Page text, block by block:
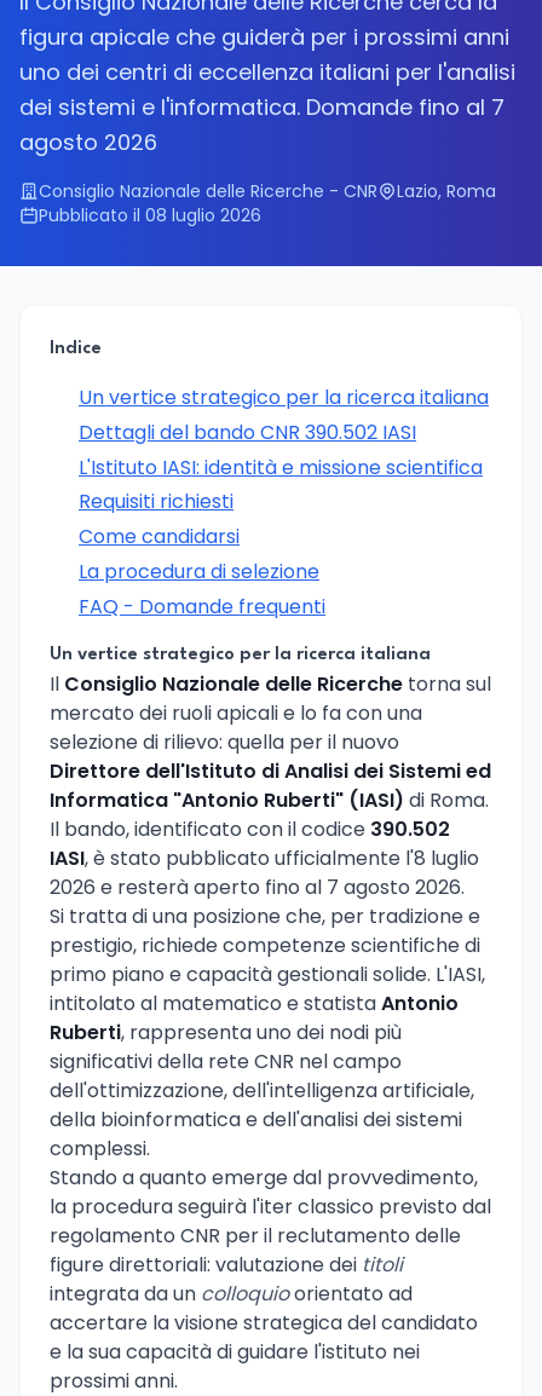
figura apicale che guiderà per i prossimi anni
uno dei centri di eccellenza italiani per l'analisi
dei sistemi e l'informatica. Domande fino al 7
agosto 2026
Consiglio Nazionale delle Ricerche - CNR
Lazio, Roma
Pubblicato il 08 luglio 2026
Indice
Un vertice strategico per la ricerca italiana
Dettagli del bando CNR 390.502 IASI
L'Istituto IASI: identità e missione scientifica
Requisiti richiesti
Come candidarsi
La procedura di selezione
FAQ - Domande frequenti
Un vertice strategico per la ricerca italiana
Il Consiglio Nazionale delle Ricerche torna sul
mercato dei ruoli apicali e lo fa con una
selezione di rilievo: quella per il nuovo
Direttore dell'Istituto di Analisi dei Sistemi ed
Informatica "Antonio Ruberti" (IASI) di Roma.
Il bando, identificato con il codice 390.502
IASI, è stato pubblicato ufficialmente l'8 luglio
2026 e resterà aperto fino al 7 agosto 2026.
Si tratta di una posizione che, per tradizione e
prestigio, richiede competenze scientifiche di
primo piano e capacità gestionali solide. L'IASI,
intitolato al matematico e statistaAntonio
Ruberti, rappresenta uno dei nodi più
significativi della rete CNR nel campo
dell'ottimizzazione, dell'intelligenza artificiale,
della bioinformatica e dell'analisi dei sistemi
complessi.
Stando a quanto emerge dal provvedimento,
la procedura seguirà l'iter classico previsto dal
regolamento CNR per il reclutamento delle
figure direttoriali: valutazione dei titoli
integrata da un colloquioorientato ad
accertare la visione strategica del candidato
e la sua capacità di guidare l'istituto nei
prossimi anni.